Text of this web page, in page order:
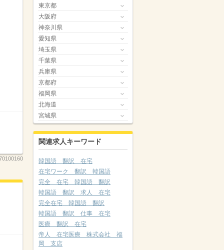
東京都
大阪府
神奈川県
愛知県
埼玉県
千葉県
兵庫県
京都府
福岡県
北海道
宮城県
関連求人キーワード
韓国語 翻訳 在宅
在宅ワーク 翻訳 韓国語
完全 在宅 韓国語 翻訳
韓国語 翻訳 求人 在宅
完全在宅 韓国語 翻訳
韓国語 翻訳 仕事 在宅
医療 翻訳 在宅
帝人 在宅医療 株式会社 福
岡 支店